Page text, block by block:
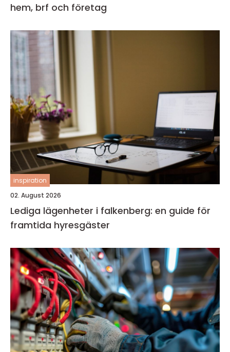
hem, brf och företag
inspiration
02. August 2026
Lediga lägenheter i falkenberg: en guide för
framtida hyresgäster